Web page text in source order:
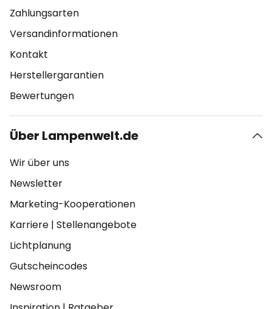
Zahlungsarten
Versandinformationen
Kontakt
Herstellergarantien
Bewertungen
Über Lampenwelt.de
Wir über uns
Newsletter
Marketing-Kooperationen
Karriere | Stellenangebote
Lichtplanung
Gutscheincodes
Newsroom